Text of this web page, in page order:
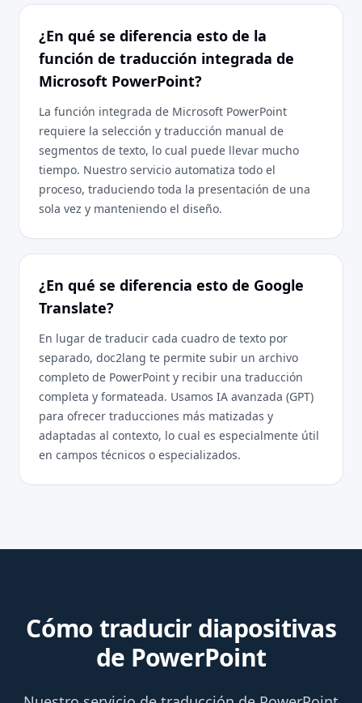
¿En qué se diferencia esto de la
función de traducción integrada de
Microsoft PowerPoint?
La función integrada de Microsoft PowerPoint
requiere la selección y traducción manual de
segmentos de texto, lo cual puede llevar mucho
tiempo. Nuestro servicio automatiza todo el
proceso, traduciendo toda la presentación de una
sola vez y manteniendo el diseño.
¿En qué se diferencia esto de Google
Translate?
En lugar de traducir cada cuadro de texto por
separado, doc2lang te permite subir un archivo
completo de PowerPoint y recibir una traducción
completa y formateada. Usamos IA avanzada (GPT)
para ofrecer traducciones más matizadas y
adaptadas al contexto, lo cual es especialmente útil
en campos técnicos o especializados.
Cómo traducir diapositivas
de PowerPoint